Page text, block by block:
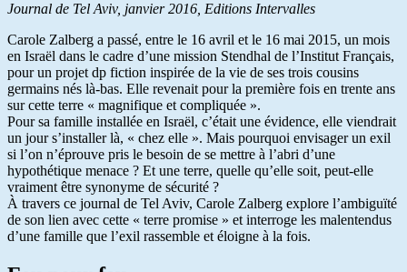
Journal de Tel Aviv, janvier 2016, Editions Intervalles
Carole Zalberg a passé, entre le 16 avril et le 16 mai 2015, un mois
en Israël dans le cadre d’une mission Stendhal de l’Institut Français,
pour un projet dp fiction inspirée de la vie de ses trois cousins
germains nés là-bas. Elle revenait pour la première fois en trente ans
sur cette terre « magnifique et compliquée ».
Pour sa famille installée en Israël, c’était une évidence, elle viendrait
un jour s’installer là, « chez elle ». Mais pourquoi envisager un exil
si l’on n’éprouve pris le besoin de se mettre à l’abri d’une
hypothétique menace ? Et une terre, quelle qu’elle soit, peut-elle
vraiment être synonyme de sécurité ?
À travers ce journal de Tel Aviv, Carole Zalberg explore l’ambiguïté
de son lien avec cette « terre promise » et interroge les malentendus
d’une famille que l’exil rassemble et éloigne à la fois.